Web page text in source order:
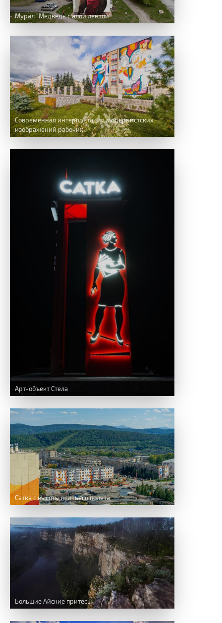
Мурал "Медведь с алой лентой"
Современная интерпретация модернистских
изображений рабочих
Арт-объект Стела
Сатка с высоты птичьего полета
Большие Айские притесы